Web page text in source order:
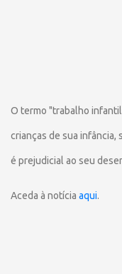
O termo "trabalho
crianças de sua infância,
é prejudicial ao seu
Aceda à notícia aqui.